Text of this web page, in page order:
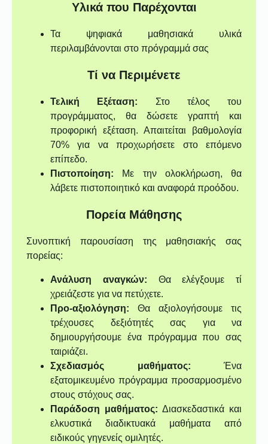
Υλικά που Παρέχονται
Τα ψηφιακά μαθησιακά υλικά
περιλαμβάνονται στο πρόγραμμά σας
Τί να Περιμένετε
Τελική Εξέταση: Στο τέλος του
προγράμματος, θα δώσετε γραπτή και
προφορική εξέταση. Απαιτείται βαθμολογία
70% για να προχωρήσετε στο επόμενο
επίπεδο.
Πιστοποίηση: Με την ολοκλήρωση, θα
λάβετε πιστοποιητικό και αναφορά προόδου.
Πορεία Μάθησης
Συνοπτική παρουσίαση της μαθησιακής σας
πορείας:
Ανάλυση αναγκών: Θα ελέγξουμε τί
χρειάζεστε για να πετύχετε.
Προ-αξιολόγηση: Θα αξιολογήσουμε τις
τρέχουσες δεξιότητές σας για να
δημιουργήσουμε ένα πρόγραμμα που σας
ταιριάζει.
Σχεδιασμός μαθήματος: Ένα
εξατομικευμένο πρόγραμμα προσαρμοσμένο
στους στόχους σας.
Παράδοση μαθήματος: Διασκεδαστικά και
ελκυστικά διαδικτυακά μαθήματα από
ειδικούς γηγενείς ομιλητές.